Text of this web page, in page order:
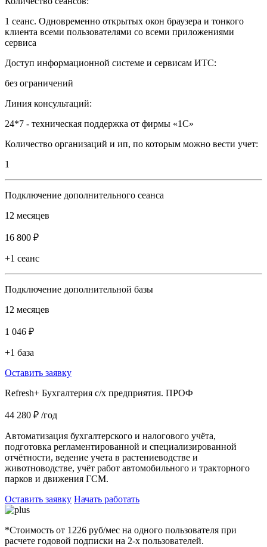
1 сеанс. Одновременно открытых окон браузера и тонкого
клиента всеми пользователями со всеми приложениями
сервиса
Доступ информационной системе и сервисам ИТС:
без ограничений
Линия консультаций:
24*7 - техническая поддержка от фирмы «1С»
Количество организаций и ип, по которым можно вести учет:
1
Подключение дополнительного сеанса
12 месяцев
16 800 ₽
+1 сеанс
Подключение дополнительной базы
12 месяцев
1 046 ₽
+1 база
Оставить заявку
Refresh+ Бухгалтерия с/х предприятия. ПРОФ
44 280 ₽ /год
Автоматизация бухгалтерского и налогового учёта,
подготовка регламентированной и специализированной
отчётности, ведение учета в растениеводстве и
животноводстве, учёт работ автомобильного и тракторного
парков и движения ГСМ.
Оставить заявку Начать работать
*Стоимость от 1226 руб/мес на одного пользователя при
расчете годовой подписки на 2-х пользователей.